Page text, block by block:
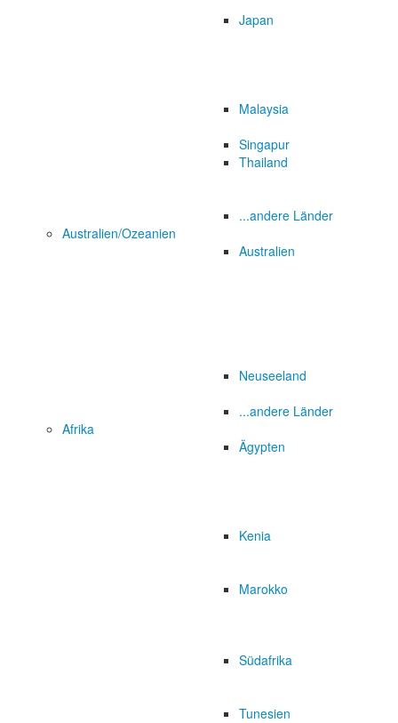
Japan
Malaysia
Singapur
Thailand
...andere Länder
Australien/Ozeanien
Australien
Neuseeland
...andere Länder
Afrika
Ägypten
Kenia
Marokko
Südafrika
Tunesien